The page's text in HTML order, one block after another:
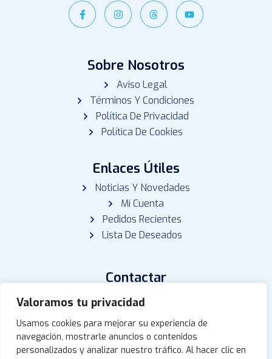
Valoramos tu privacidad
Usamos cookies para mejorar su experiencia de
navegación, mostrarle anuncios o contenidos
personalizados y analizar nuestro tráfico. Al hacer clic en
Sobre Nosotros
Aviso Legal
Términos Y Condiciones
Política De Privacidad
Política De Cookies
Enlaces Útiles
Noticias Y Novedades
Mi Cuenta
Pedidos Recientes
Lista De Deseados
Contactar
Puerto Tomás Maestre, Dársena 5, Amarre 16, 30380,
atoruexpediciones@gmail.com